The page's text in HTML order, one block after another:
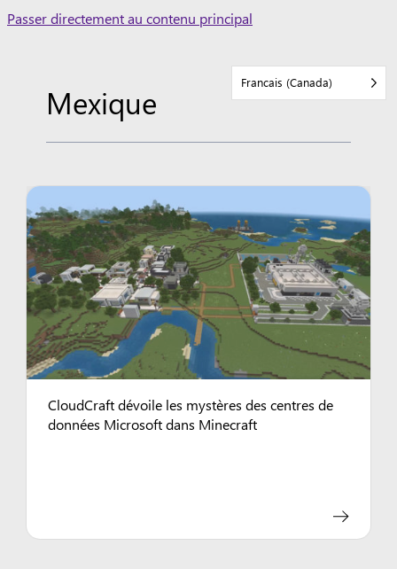
Skip
Passer directement au contenu principal
Francais (Canada)
Mexique
CloudCraft dévoile les mystères des centres de
données Microsoft dans Minecraft